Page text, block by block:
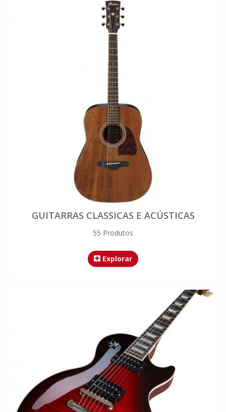
GUITARRAS CLASSICAS E ACÚSTICAS
55 Produtos
Explorar